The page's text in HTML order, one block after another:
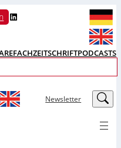
LinkedIn
FACHZEITSCHRIFTPODCASTS
Newsletter LinkedIn